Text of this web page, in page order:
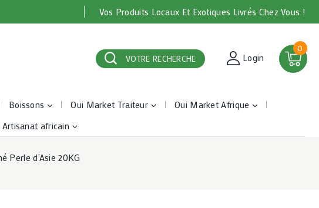
Vos Produits Locaux Et Exotiques Livrés Chez Vous !
VOTRE RECHERCHE Login
0
Boissons Oui Market Traiteur
Oui Market Afrique
Artisanat africain
Perle d’Asie 20KG